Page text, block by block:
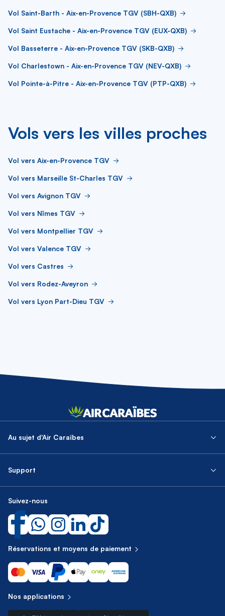
Vol Saint-Barth - Aix-en-Provence TGV (SBH-QXB)
Vol Saint Eustache - Aix-en-Provence TGV (EUX-QXB)
Vol Basseterre - Aix-en-Provence TGV (SKB-QXB)
Vol Charlestown - Aix-en-Provence TGV (NEV-QXB)
Vol Pointe-à-Pitre - Aix-en-Provence TGV (PTP-QXB)
Vols vers les villes proches
Vol vers Aix-en-Provence TGV
Vol vers Marseille St-Charles TGV
Vol vers Avignon TGV
Vol vers Nîmes TGV
Vol vers Montpellier TGV
Vol vers Valence TGV
Vol vers Castres
Vol vers Rodez-Aveyron
Vol vers Lyon Part-Dieu TGV
Au sujet d'Air Caraïbes
Support
Suivez-nous
Réservations et moyens de paiement
Nos applications